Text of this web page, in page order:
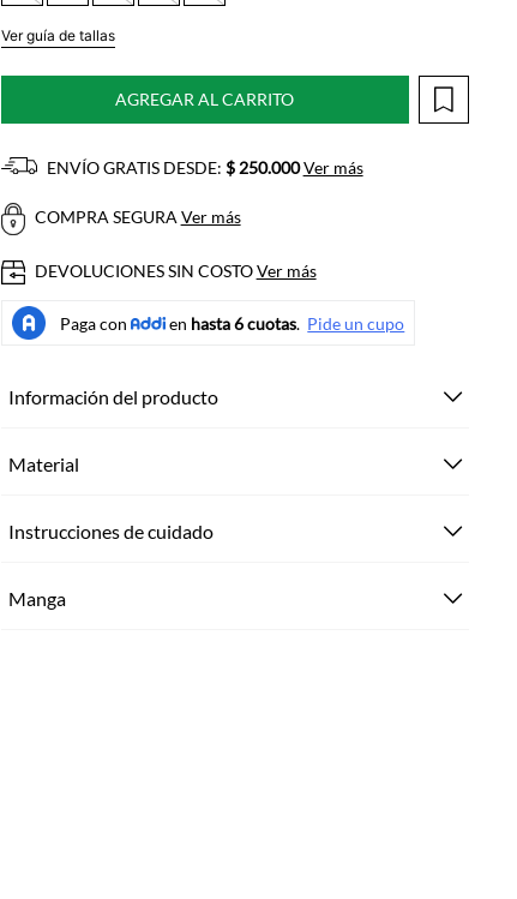
Ver guía de tallas
AGREGAR AL CARRITO
ENVÍO GRATIS DESDE: $ 250.000 Ver más
COMPRA SEGURA Ver más
DEVOLUCIONES SIN COSTOVer más
Información del producto
Material
Instrucciones de cuidado
Manga